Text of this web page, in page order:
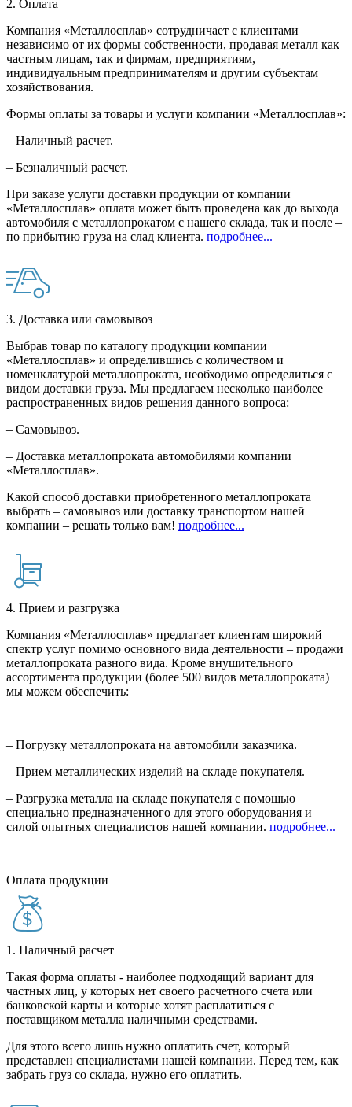
2. Оплата
Компания «Металлосплав» сотрудничает с клиентами
независимо от их формы собственности, продавая металл как
частным лицам, так и фирмам, предприятиям,
индивидуальным предпринимателям и другим субъектам
хозяйствования.
Формы оплаты за товары и услуги компании «Металлосплав»:
– Наличный расчет.
– Безналичный расчет.
При заказе услуги доставки продукции от компании
«Металлосплав» оплата может быть проведена как до выхода
автомобиля с металлопрокатом с нашего склада, так и после –
по прибытию груза на слад клиента. подробнее...
3. Доставка или самовывоз
Выбрав товар по каталогу продукции компании
«Металлосплав» и определившись с количеством и
номенклатурой металлопроката, необходимо определиться с
видом доставки груза. Мы предлагаем несколько наиболее
распространенных видов решения данного вопроса:
– Самовывоз.
– Доставка металлопроката автомобилями компании
«Металлосплав».
Какой способ доставки приобретенного металлопроката
выбрать – самовывоз или доставку транспортом нашей
компании – решать только вам! подробнее...
4. Прием и разгрузка
Компания «Металлосплав» предлагает клиентам широкий
спектр услуг помимо основного вида деятельности – продажи
металлопроката разного вида. Кроме внушительного
ассортимента продукции (более 500 видов металлопроката)
мы можем обеспечить:
– Погрузку металлопроката на автомобили заказчика.
– Прием металлических изделий на складе покупателя.
– Разгрузка металла на складе покупателя с помощью
специально предназначенного для этого оборудования и
силой опытных специалистов нашей компании. подробнее...
Оплата продукции
1. Наличный расчет
Такая форма оплаты - наиболее подходящий вариант для
частных лиц, у которых нет своего расчетного счета или
банковской карты и которые хотят расплатиться с
поставщиком металла наличными средствами.
Для этого всего лишь нужно оплатить счет, который
представлен специалистами нашей компании. Перед тем, как
забрать груз со склада, нужно его оплатить.